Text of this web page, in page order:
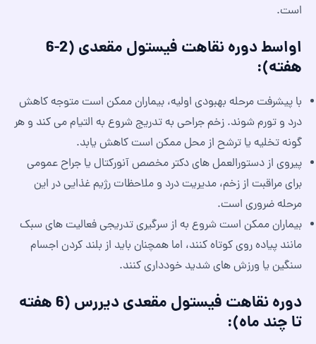
است.
اواسط دوره نقاهت فیستول مقعدی (2-6
هفته):
با پیشرفت مرحله بهبودی اولیه، بیماران ممکن است متوجه کاهش
درد و تورم شوند. زخم جراحی به تدریج شروع به التیام می کند و هر
گونه تخلیه یا ترشح از محل ممکن است کاهش یابد.
پیروی از دستورالعمل های دکتر مخصص آنورکتال یا جراح عمومی
برای مراقبت از زخم، مدیریت درد و ملاحظات رژیم غذایی در این
مرحله ضروری است.
بیماران ممکن است شروع به از سرگیری تدریجی فعالیت های سبک
مانند پیاده روی کوتاه کنند، اما همچنان باید از بلند کردن اجسام
سنگین یا ورزش های شدید خودداری کنند.
دوره نقاهت فیستول مقعدی دیررس (6 هفته
تا چند ماه):